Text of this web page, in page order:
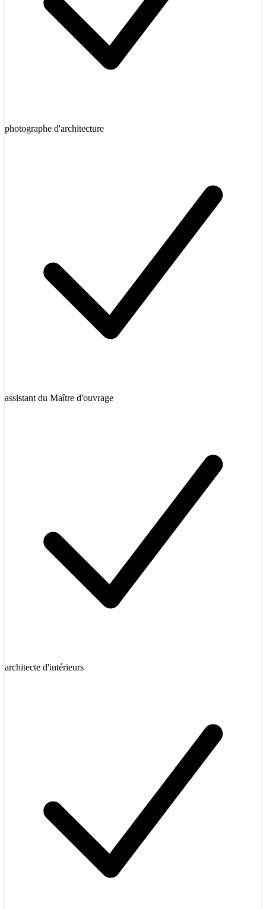
photographe d'architecture
assistant du Maître d'ouvrage
architecte d'intérieurs